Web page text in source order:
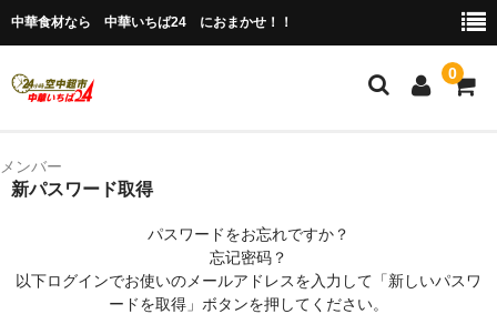
中華食材なら 中華いちば24 におまかせ！！
0
ホーム
商品ジャンル別
メンバー
新パスワード取得
パスワードをお忘れですか？
忘记密码？
以下ログインでお使いのメールアドレスを入力して「新しいパスワ
ードを取得」ボタンを押してください。